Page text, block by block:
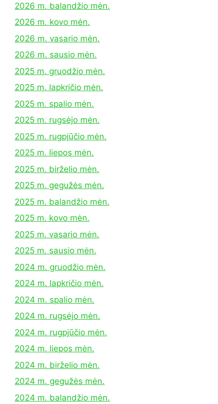
2026 m. balandžio mėn.
2026 m. kovo mėn.
2026 m. vasario mėn.
2026 m. sausio mėn.
2025 m. gruodžio mėn.
2025 m. lapkričio mėn.
2025 m. spalio mėn.
2025 m. rugsėjo mėn.
2025 m. rugpjūčio mėn.
2025 m. liepos mėn.
2025 m. birželio mėn.
2025 m. gegužės mėn.
2025 m. balandžio mėn.
2025 m. kovo mėn.
2025 m. vasario mėn.
2025 m. sausio mėn.
2024 m. gruodžio mėn.
2024 m. lapkričio mėn.
2024 m. spalio mėn.
2024 m. rugsėjo mėn.
2024 m. rugpjūčio mėn.
2024 m. liepos mėn.
2024 m. birželio mėn.
2024 m. gegužės mėn.
2024 m. balandžio mėn.